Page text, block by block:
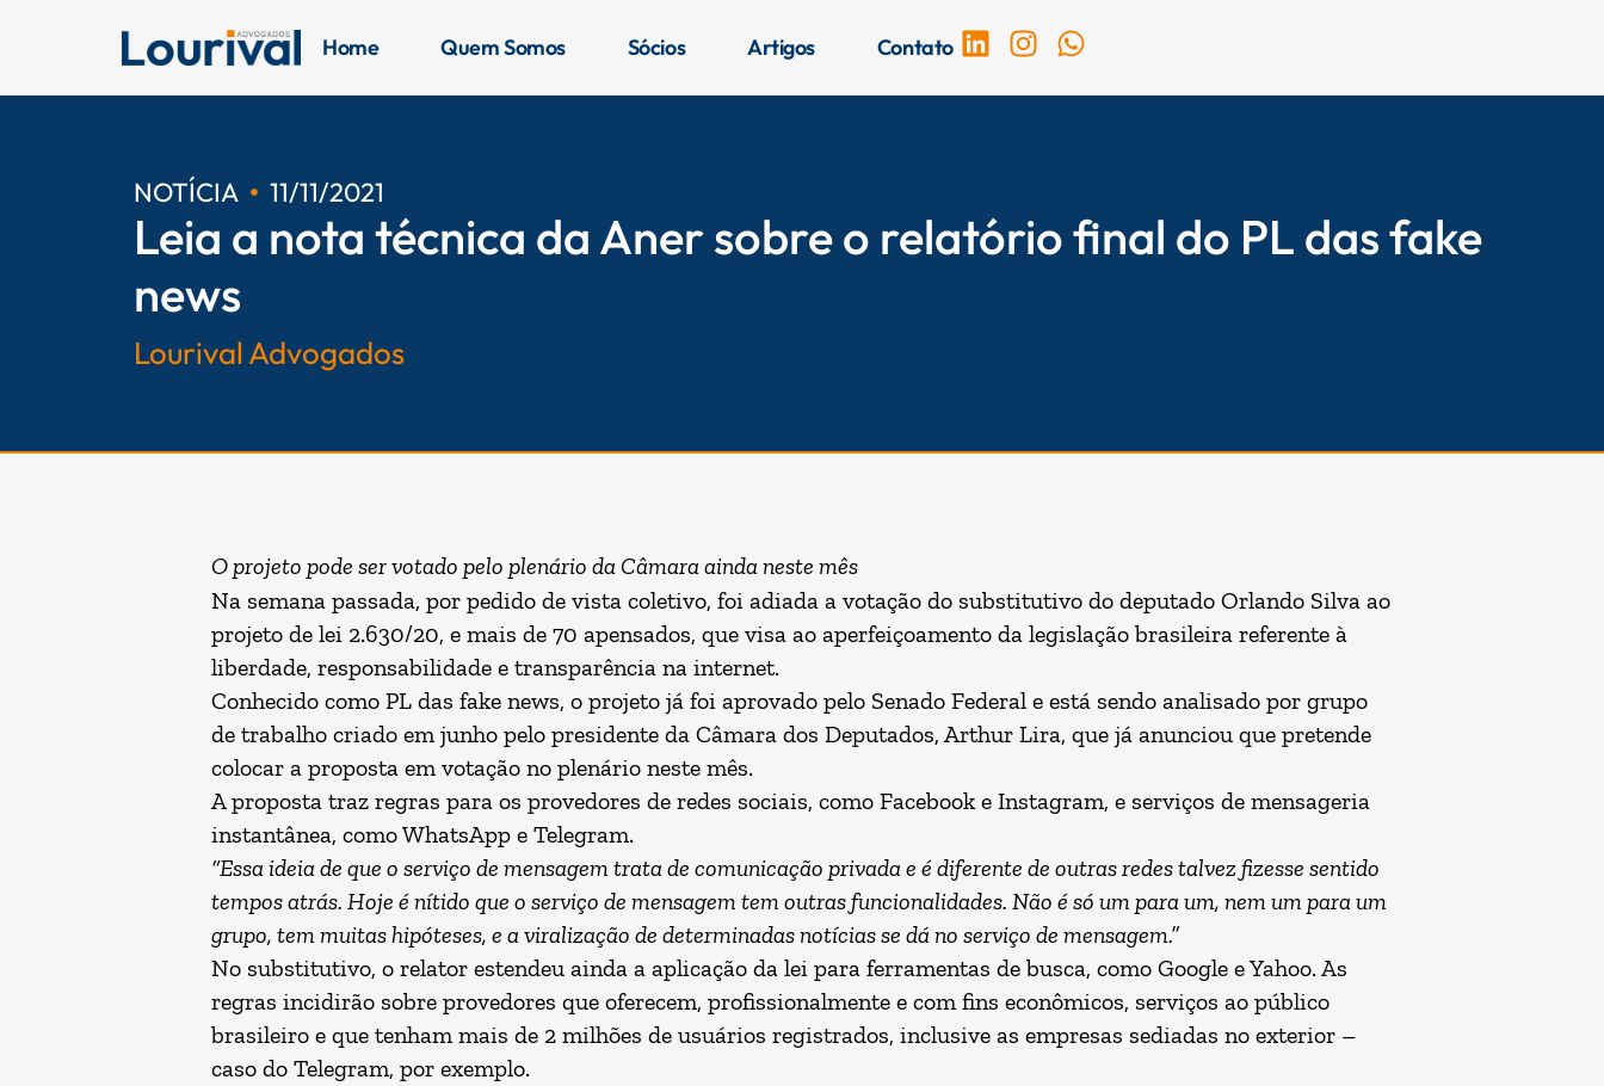
Home Quem Somos Sócios Artigos Contato
L
n
i
n
I
s
r
a
W
a
p
p
NOTÍCIA 11/11/2021
Leia a nota técnica da Aner sobre o relatório final do PL das fake
news
Lourival Advogados
O projeto pode ser votado pelo plenário da Câmara ainda neste mês
Na semana passada, por pedido de vista coletivo, foi adiada a votação do substitutivo do deputado Orlando Silva ao
projeto de lei 2.630/20, e mais de 70 apensados, que visa ao aperfeiçoamento da legislação brasileira referente à
liberdade, responsabilidade e transparência na internet.
Conhecido como PL das fake news, o projeto já foi aprovado pelo Senado Federal e está sendo analisado por grupo
de trabalho criado em junho pelo presidente da Câmara dos Deputados, Arthur Lira, que já anunciou que pretende
colocar a proposta em votação no plenário neste mês.
A proposta traz regras para os provedores de redes sociais, como Facebook e Instagram, e serviços de mensageria
instantânea, como WhatsApp e Telegram.
“Essa ideia de que o serviço de mensagem trata de comunicação privada e é diferente de outras redes talvez fizesse sentido
tempos atrás. Hoje é nítido que o serviço de mensagem tem outras funcionalidades. Não é só um para um, nem um para um
grupo, tem muitas hipóteses, e a viralização de determinadas notícias se dá no serviço de mensagem.”
No substitutivo, o relator estendeu ainda a aplicação da lei para ferramentas de busca, como Google e Yahoo. As
regras incidirão sobre provedores que oferecem, profissionalmente e com fins econômicos, serviços ao público
brasileiro e que tenham mais de 2 milhões de usuários registrados, inclusive as empresas sediadas no exterior –
caso do Telegram, por exemplo.